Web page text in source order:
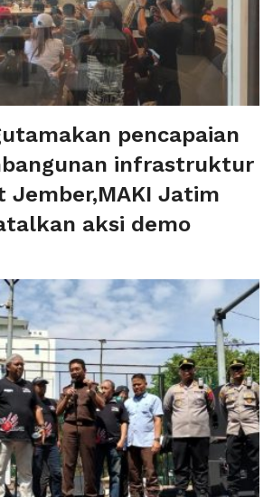
pencapaian
infrastruktur
Jember,MAKI Jatim
aksi demo